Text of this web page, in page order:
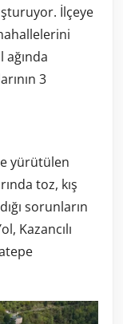
İlçeye
3
yürütülen
toz, kış
sorunların
Kazancılı